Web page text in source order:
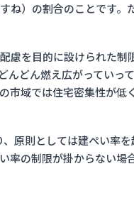
ね）の割合のことです
慮を目的に設けられた
どん燃え広がっていっ
域では住宅密集性が低
原則としては建ぺい率
の制限が掛からない場